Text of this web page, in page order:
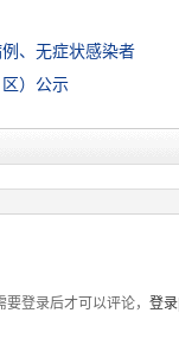
、无症状感染者
）公示
要登录后才可以评论， 登录|